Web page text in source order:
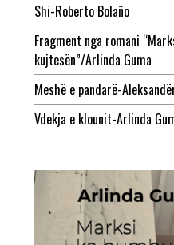
Shi-Roberto Bolaño
Fragment nga romani
kujtesën”/Arlinda Guma
Meshë e pandarë-
Vdekja e klounit-Arlinda